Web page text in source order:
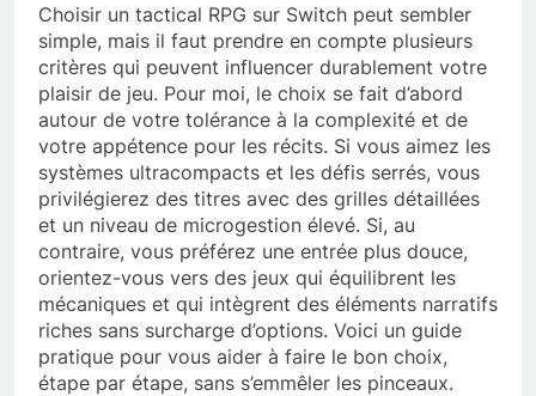
Choisir un tactical RPG sur Switch peut sembler
simple, mais il faut prendre en compte plusieurs
critères qui peuvent influencer durablement votre
plaisir de jeu. Pour moi, le choix se fait d’abord
autour de votre tolérance à la complexité et de
votre appétence pour les récits. Si vous aimez les
systèmes ultracompacts et les défis serrés, vous
privilégierez des titres avec des grilles détaillées
et un niveau de microgestion élevé. Si, au
contraire, vous préférez une entrée plus douce,
orientez-vous vers des jeux qui équilibrent les
mécaniques et qui intègrent des éléments narratifs
riches sans surcharge d’options. Voici un guide
pratique pour vous aider à faire le bon choix,
étape par étape, sans s’emmêler les pinceaux.